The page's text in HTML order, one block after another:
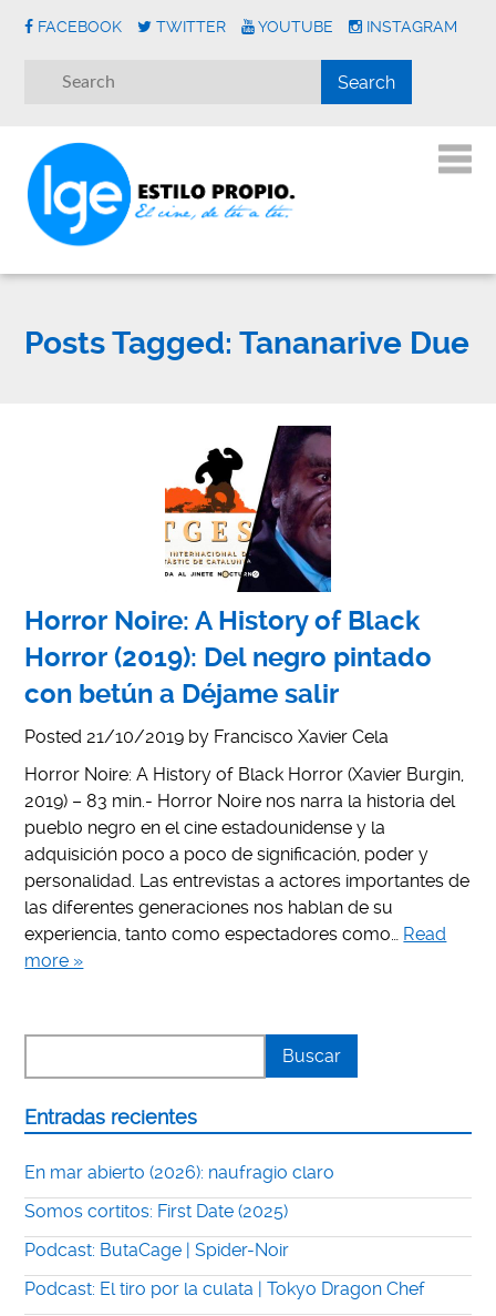
FACEBOOK TWITTER YOUTUBE INSTAGRAM
Posts Tagged: Tananarive Due
Horror Noire: A History of Black
Horror (2019): Del negro pintado
con betún a Déjame salir
Posted 21/10/2019 by Francisco Xavier Cela
Horror Noire: A History of Black Horror (Xavier Burgin,
2019) – 83 min.- Horror Noire nos narra la historia del
pueblo negro en el cine estadounidense y la
adquisición poco a poco de significación, poder y
personalidad. Las entrevistas a actores importantes de
las diferentes generaciones nos hablan de su
experiencia, tanto como espectadores como… Read
more »
Entradas recientes
En mar abierto (2026): naufragio claro
Somos cortitos: First Date (2025)
Podcast: ButaCage | Spider-Noir
Podcast: El tiro por la culata | Tokyo Dragon Chef